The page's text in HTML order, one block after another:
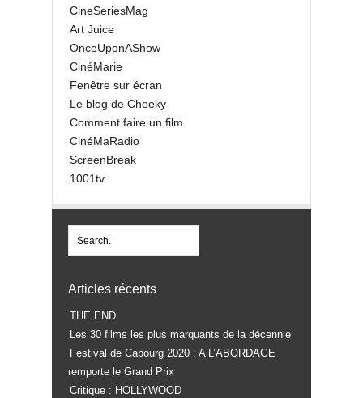
CineSeriesMag
Art Juice
OnceUponAShow
CinéMarie
Fenêtre sur écran
Le blog de Cheeky
Comment faire un film
CinéMaRadio
ScreenBreak
1001tv
Articles récents
THE END
Les 30 films les plus marquants de la décennie
Festival de Cabourg 2020 : A L’ABORDAGE
remporte le Grand Prix
Critique : HOLLYWOOD